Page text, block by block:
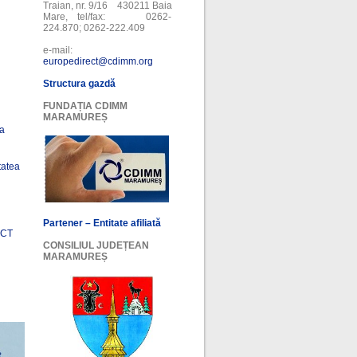
Traian, nr. 9/16 430211 Baia
Mare, tel/fax: 0262-
224.870; 0262-222.409
e-mail:
europedirect@cdimm.org
Structura gazdă
FUNDAȚIA CDIMM
MARAMUREȘ
Partener – Entitate afiliată
CONSILIUL JUDEȚEAN
MARAMUREȘ